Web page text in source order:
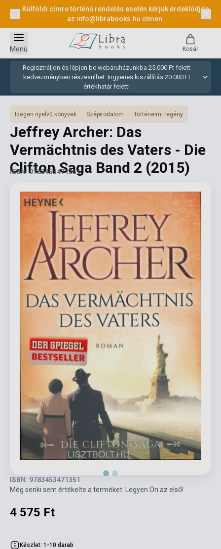
Külföldi címre történő rendelés esetén kérjük érdeklődjön
az info@librabooks.hu címen.
Regisztráljon és lépjen be webáruházunkba 25.000 Ft felett
kedvezményben részesülhet. Ingyenes kiszállítás 20.000 Ft
értékhatár felett!
Menü Kosár
Idegen nyelvű könyvek Szépirodalom Történelmi regény
Jeffrey Archer: Das
Vermächtnis des Vaters - Die
Clifton Saga Band 2 (2015)
ISBN: 9783453471351
ISBN: 9783453471351
Még senki sem értékelte a terméket. Legyen Ön az első!
4 575 Ft
Készlet: 1-10 darab